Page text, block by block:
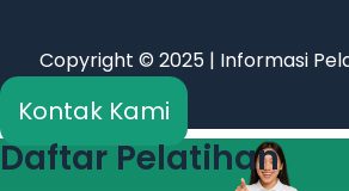
Copyright © 2025 | Informasi
Kontak Kami
Daftar Pelatihan